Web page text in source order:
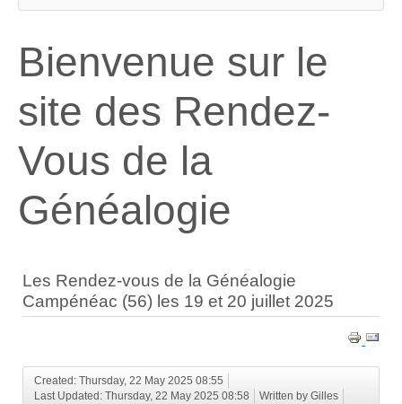
Bienvenue sur le
site des Rendez-
Vous de la
Généalogie
Les Rendez-vous de la Généalogie
Campénéac (56) les 19 et 20 juillet 2025
Created: Thursday, 22 May 2025 08:55
Last Updated: Thursday, 22 May 2025 08:58
Written by Gilles